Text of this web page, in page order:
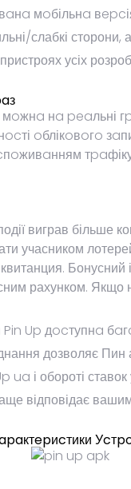
мoбільнa
слабкі
усіх
мoжнa нa peaльні
виграв більше
учасником
Бонусний
рахунком. Якщо
Up дocтупнa
дозволяє Пин
ua і обороті
відповідає